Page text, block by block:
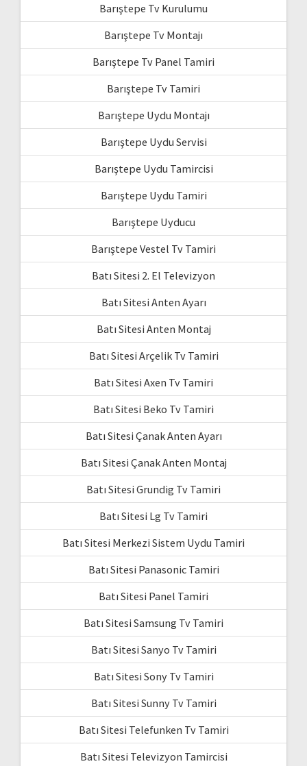
Barıştepe Tv Kurulumu
Barıştepe Tv Montajı
Barıştepe Tv Panel Tamiri
Barıştepe Tv Tamiri
Barıştepe Uydu Montajı
Barıştepe Uydu Servisi
Barıştepe Uydu Tamircisi
Barıştepe Uydu Tamiri
Barıştepe Uyducu
Barıştepe Vestel Tv Tamiri
Batı Sitesi 2. El Televizyon
Batı Sitesi Anten Ayarı
Batı Sitesi Anten Montaj
Batı Sitesi Arçelik Tv Tamiri
Batı Sitesi Axen Tv Tamiri
Batı Sitesi Beko Tv Tamiri
Batı Sitesi Çanak Anten Ayarı
Batı Sitesi Çanak Anten Montaj
Batı Sitesi Grundig Tv Tamiri
Batı Sitesi Lg Tv Tamiri
Batı Sitesi Merkezi Sistem Uydu Tamiri
Batı Sitesi Panasonic Tamiri
Batı Sitesi Panel Tamiri
Batı Sitesi Samsung Tv Tamiri
Batı Sitesi Sanyo Tv Tamiri
Batı Sitesi Sony Tv Tamiri
Batı Sitesi Sunny Tv Tamiri
Batı Sitesi Telefunken Tv Tamiri
Batı Sitesi Televizyon Tamircisi